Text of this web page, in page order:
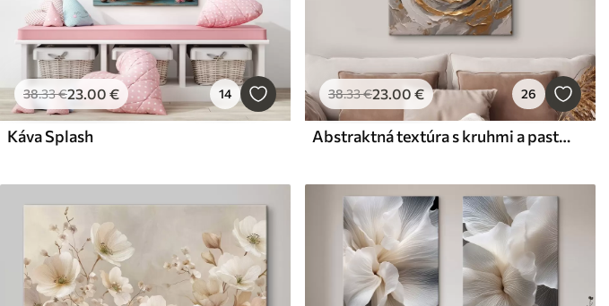
38.33€23.00 € 14
Káva Splash
38.33€23.00 € 26
Abstraktná textúra s kruhmi a pastelmi